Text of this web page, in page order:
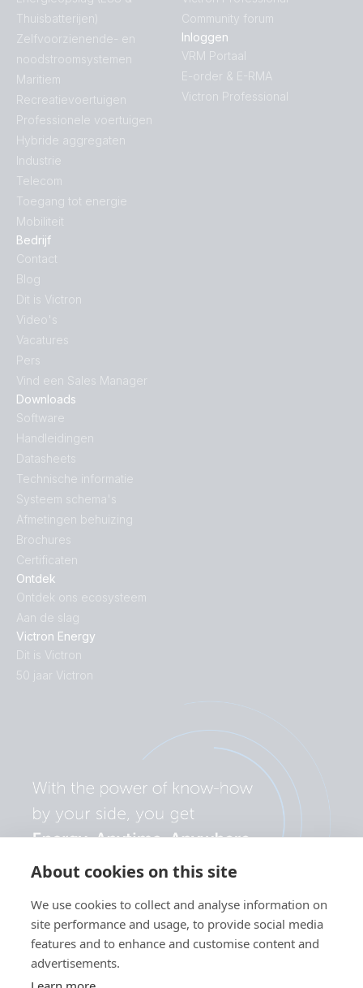
About cookies on this site
We use cookies to collect and analyse information on
site performance and usage, to provide social media
features and to enhance and customise content and
advertisements.
Ontdek
Ontdek ons ecosysteem
Aan de slag
Victron Energy
Dit is Victron
50 jaar Victron
Downloads
Software
Handleidingen
Datasheets
Technische informatie
Systeem schema's
Afmetingen behuizing
Brochures
Certificaten
Thuisbatterijen)
Zelfvoorzienende- en
noodstroomsystemen
Maritiem
Recreatievoertuigen
Professionele voertuigen
Hybride aggregaten
Industrie
Telecom
Toegang tot energie
Mobiliteit
Bedrijf
Contact
Blog
Dit is Victron
Video's
Vacatures
Pers
Vind een Sales Manager
Community forum
Inloggen
VRM Portaal
E-order & E-RMA
Victron Professional